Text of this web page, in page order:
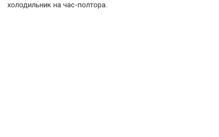
холодильник на час-полтора.